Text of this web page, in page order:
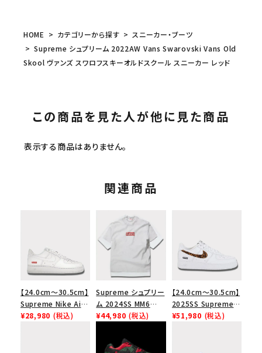
HOME カテゴリーから探す
スニーカー・ブーツ
Supreme シュプリーム 2022AW Vans Swarovski Vans Old
Skool ヴァンズ スワロフスキーオルドスクール スニーカー レッド
この商品を見た人が他に見た商品
表示する商品はありません。
関連商品
【24.0cm～30.5cm】
Supreme Nike Air
Force 1 Low シュプ
¥28,980 (税込)
Supreme シュプリー
ム 2024SS MM6
Maison Margiela
メゾンマルジェラボッ
クスロゴTシャツ ホ
¥44,980 (税込)
【24.0cm～30.5cm】
2025SS Supreme
GOODENOUGH
¥51,980 (税込)